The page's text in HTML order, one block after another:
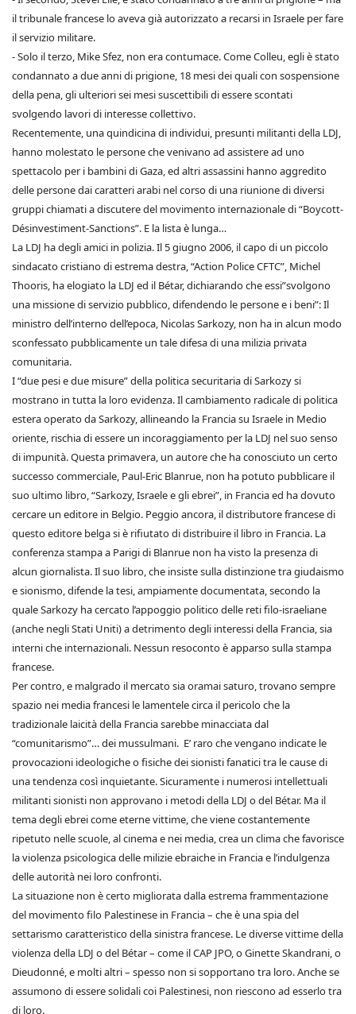
il tribunale francese lo aveva già autorizzato a recarsi in Israele per fare
il servizio militare.
- Solo il terzo, Mike Sfez, non era contumace. Come Colleu, egli è stato
condannato a due anni di prigione, 18 mesi dei quali con sospensione
della pena, gli ulteriori sei mesi suscettibili di essere scontati
svolgendo lavori di interesse collettivo.
Recentemente, una quindicina di individui, presunti militanti della LDJ,
hanno molestato le persone che venivano ad assistere ad uno
spettacolo per i bambini di Gaza, ed altri assassini hanno aggredito
delle persone dai caratteri arabi nel corso di una riunione di diversi
gruppi chiamati a discutere del movimento internazionale di “Boycott-
Désinvestiment-Sanctions”. E la lista è lunga…
La LDJ ha degli amici in polizia. Il 5 giugno 2006, il capo di un piccolo
sindacato cristiano di estrema destra, “Action Police CFTC”, Michel
Thooris, ha elogiato la LDJ ed il Bétar, dichiarando che essi”svolgono
una missione di servizio pubblico, difendendo le persone e i beni”: Il
ministro dell’interno dell’epoca, Nicolas Sarkozy, non ha in alcun modo
sconfessato pubblicamente un tale difesa di una milizia privata
comunitaria.
I “due pesi e due misure” della politica securitaria di Sarkozy si
mostrano in tutta la loro evidenza. Il cambiamento radicale di politica
estera operato da Sarkozy, allineando la Francia su Israele in Medio
oriente, rischia di essere un incoraggiamento per la LDJ nel suo senso
di impunità. Questa primavera, un autore che ha conosciuto un certo
successo commerciale, Paul-Eric Blanrue, non ha potuto pubblicare il
suo ultimo libro, “Sarkozy, Israele e gli ebrei”, in Francia ed ha dovuto
cercare un editore in Belgio. Peggio ancora, il distributore francese di
questo editore belga si è rifiutato di distribuire il libro in Francia. La
conferenza stampa a Parigi di Blanrue non ha visto la presenza di
alcun giornalista. Il suo libro, che insiste sulla distinzione tra giudaismo
e sionismo, difende la tesi, ampiamente documentata, secondo la
quale Sarkozy ha cercato l’appoggio politico delle reti filo-israeliane
(anche negli Stati Uniti) a detrimento degli interessi della Francia, sia
interni che internazionali. Nessun resoconto è apparso sulla stampa
francese.
Per contro, e malgrado il mercato sia oramai saturo, trovano sempre
spazio nei media francesi le lamentele circa il pericolo che la
tradizionale laicità della Francia sarebbe minacciata dal
“comunitarismo”… dei mussulmani. E’ raro che vengano indicate le
provocazioni ideologiche o fisiche dei sionisti fanatici tra le cause di
una tendenza così inquietante. Sicuramente i numerosi intellettuali
militanti sionisti non approvano i metodi della LDJ o del Bétar. Ma il
tema degli ebrei come eterne vittime, che viene costantemente
ripetuto nelle scuole, al cinema e nei media, crea un clima che favorisce
la violenza psicologica delle milizie ebraiche in Francia e l’indulgenza
delle autorità nei loro confronti.
La situazione non è certo migliorata dalla estrema frammentazione
del movimento filo Palestinese in Francia – che è una spia del
settarismo caratteristico della sinistra francese. Le diverse vittime della
violenza della LDJ o del Bétar – come il CAP JPO, o Ginette Skandrani, o
Dieudonné, e molti altri – spesso non si sopportano tra loro. Anche se
assumono di essere solidali coi Palestinesi, non riescono ad esserlo tra
di loro.